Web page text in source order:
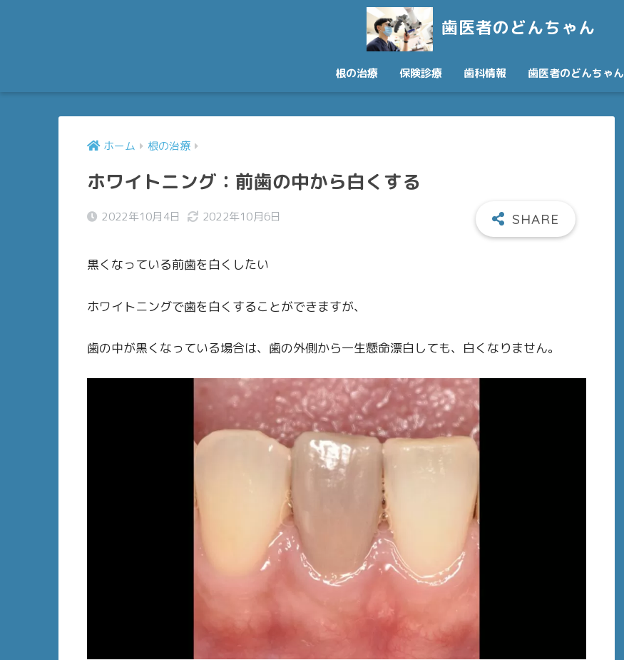
歯医者のどんちゃん
根の治療 保険診療 歯科情報 歯医者のどんちゃん
ホーム 根の治療
ホワイトニング：前歯の中から白くする
2022年10月4日 2022年10月6日
黒くなっている前歯を白くしたい
ホワイトニングで歯を白くすることができますが、
歯の中が黒くなっている場合は、歯の外側から一生懸命漂白しても、白くなりません。